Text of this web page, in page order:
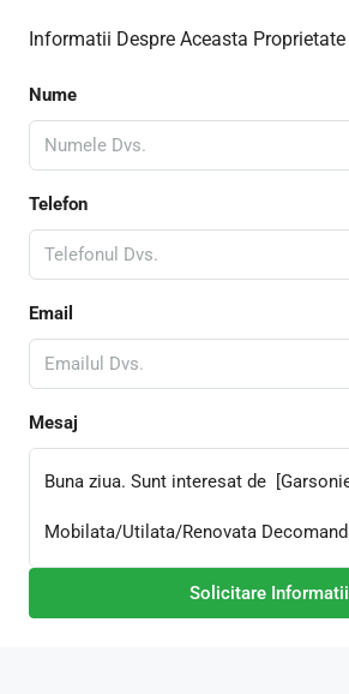
Informatii Despre Aceasta Proprietate
Nume
Telefon
Email
Mesaj
Solicitare Informatii